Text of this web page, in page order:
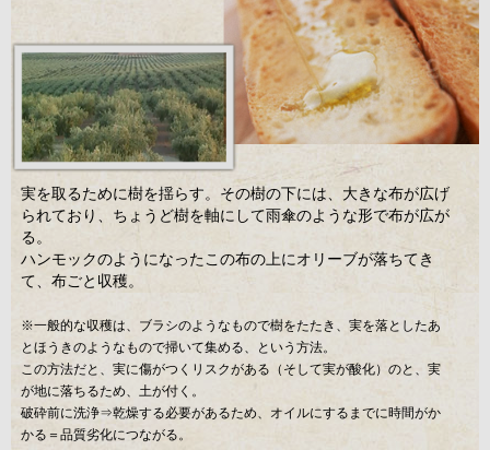
実を取るために樹を揺らす。その樹の下には、大きな布が広げ
られており、ちょうど樹を軸にして雨傘のような形で布が広が
る。
ハンモックのようになったこの布の上にオリーブが落ちてき
て、布ごと収穫。
※一般的な収穫は、ブラシのようなもので樹をたたき、実を落としたあ
とほうきのようなもので掃いて集める、という方法。
この方法だと、実に傷がつくリスクがある（そして実が酸化）のと、実
が地に落ちるため、土が付く。
破砕前に洗浄⇒乾燥する必要があるため、オイルにするまでに時間がか
かる＝品質劣化につながる。